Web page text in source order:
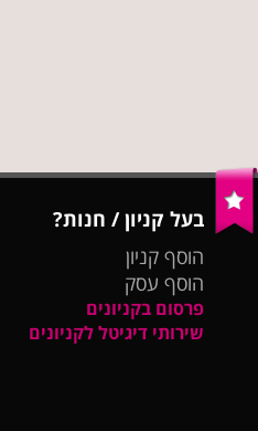
בעל קניון / חנות?
הוסף קניון
הוסף עסק
פרסום בקניונים
שירותי דיגיטל לקניונים